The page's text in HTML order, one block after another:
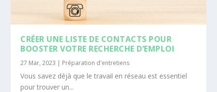
CRÉER UNE LISTE DE CONTACTS POUR
BOOSTER VOTRE RECHERCHE D’EMPLOI
27 Mar, 2023 | Préparation d'entretiens
Vous savez déjà que le travail en réseau est essentiel
pour trouver un...